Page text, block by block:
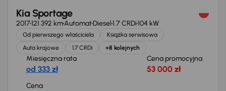
Kia Sportage
2017121 392 kmAutomatDiesel1.7 CRDi104 kW
Od pierwszego właściciela
Książka serwisowa
Auta krajowe
1.7 CRDi +8 kolejnych
Miesięczna rata
od 333 zł
Cena promocyjna
53 000 zł
Cena